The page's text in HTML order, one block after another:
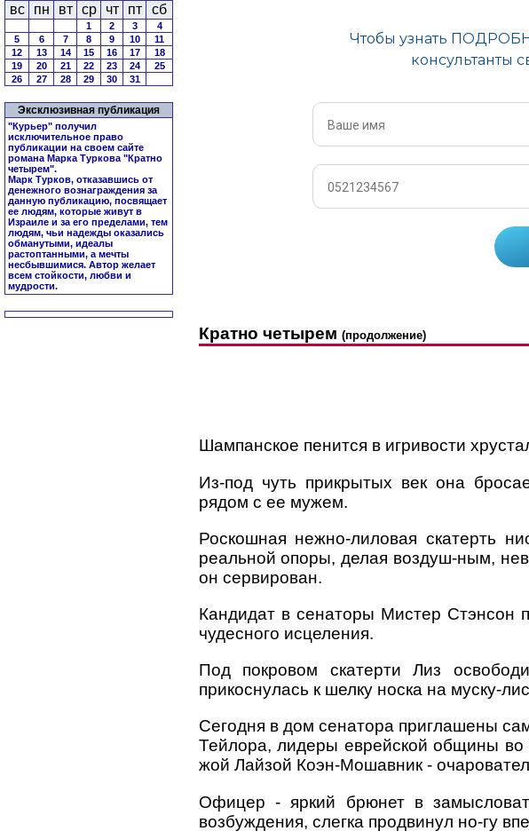
вс пн вт ср чт пт сб
1 2 3
4
5
6 7 8 9 10
11
12
13 14 15 16 17
18
19
20 21 22 23 24
25
26
27 28 29 30 31
Эксклюзивная публикация
"Курьер" получил
исключительное право
публикации на своем сайте
романа Марка Туркова "Кратно
четырем".
Марк Турков, отказавшись от
денежного вознаграждения за
данную публикацию, посвящает
ее людям, которые живут в
Израиле и за его пределами, тем
людям, чьи надежды оказались
обманутыми, идеалы
растоптанными, а мечты
несбывшимися. Автор желает
всем стойкости, любви и
мудрости.
Кратно четырем (продолжение)
Шампанское пенится в игривости
Из-под чуть прикрытых век она
рядом с ее мужем.
Роскошная нежно-лиловая скатерть
реальной опоры, делая воздуш-ным,
он сервирован.
Кандидат в сенаторы Мистер Стэнсон
чудесного исцеления.
Под покровом скатерти Лиз
прикоснулась к шелку носка на муску-
Сегодня в дом сенатора приглашены
Тейлора, лидеры еврейской общины во
жой Лайзой Коэн-Мошавник -
Офицер - яркий брюнет в
возбуждения, слегка продвинул но-гу